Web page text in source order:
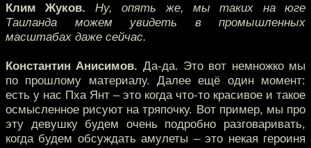
Клим Жуков. Ну, опять же, мы таких на юге
Таиланда можем увидеть в промышленных
масштабах даже сейчас.
Константин Анисимов. Да-да. Это вот немножко мы
по прошлому материалу. Далее ещё один момент:
есть у нас Пха Янт – это когда что-то красивое и такое
осмысленное рисуют на тряпочку. Вот пример, мы про
эту девушку будем очень подробно разговаривать,
когда будем обсуждать амулеты – это некая героиня